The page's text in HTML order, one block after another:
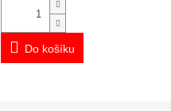
Do košíku